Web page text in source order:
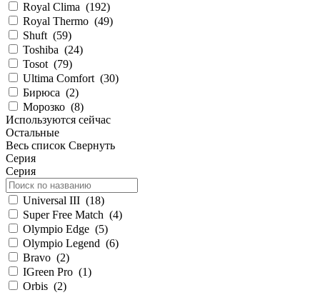
Royal Clima (192)
Royal Thermo (49)
Shuft (59)
Toshiba (24)
Tosot (79)
Ultima Comfort (30)
Бирюса (2)
Морозко (8)
Используются сейчас
Остальные
Весь список Свернуть
Серия
Серия
Universal III (18)
Super Free Match (4)
Olympio Edge (5)
Olympio Legend (6)
Bravo (2)
IGreen Pro (1)
Orbis (2)